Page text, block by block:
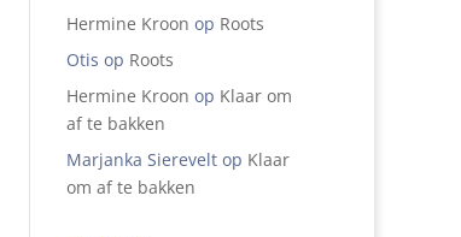
Hermine Kroon op Roots
Otis op Roots
Hermine Kroon op Klaar om
af te bakken
Marjanka Siereveltop Klaar
om af te bakken